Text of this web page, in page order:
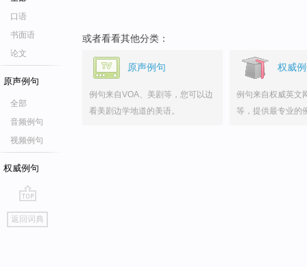
口语
书面语
论文
原声例句
全部
音频例句
视频例句
权威例句
go
top
返回词典
或者看看其他分类：
原声例句
例句来自VOA、美剧等，您可以边
看美剧边学地道的美语。
权威
例句来自权威英文
等，提供最专业的